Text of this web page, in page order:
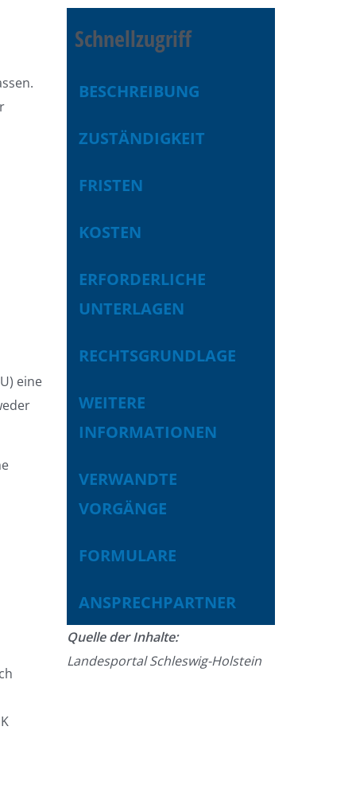
Schnellzugriff
BESCHREIBUNG
ZUSTÄNDIGKEIT
FRISTEN
KOSTEN
ERFORDERLICHE
UNTERLAGEN
RECHTSGRUNDLAGE
WEITERE
INFORMATIONEN
VERWANDTE
VORGÄNGE
FORMULARE
ANSPRECHPARTNER
Quelle der Inhalte:
Landesportal Schleswig-Holstein
eine